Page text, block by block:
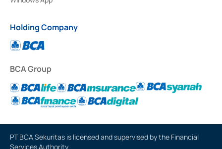
Holding Company
BCA Group
PT BCA Sekuritas is licensed and supervised by the Financial
Services Authority